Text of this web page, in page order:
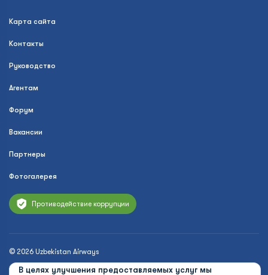
В целях улучшения предоставляемых услуг мы
Карта сайта
Контакты
Руководство
Агентам
Форум
Вакансии
Партнеры
Фотогалерея
Противодействие коррупции
© 2026 Uzbekistan Airways
Политика конфиденциальности